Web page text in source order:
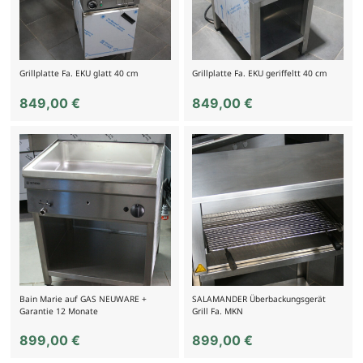
Grillplatte Fa. EKU glatt 40 cm
849,00 €
Grillplatte Fa. EKU geriffeltt 40 cm
849,00€
Bain Marie auf GAS NEUWARE +
Garantie 12 Monate
899,00 €
SALAMANDER Überbackungsgerät
Grill Fa. MKN
899,00€